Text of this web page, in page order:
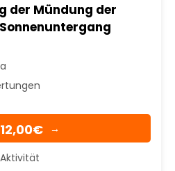
der Mündung der
12,00€ →